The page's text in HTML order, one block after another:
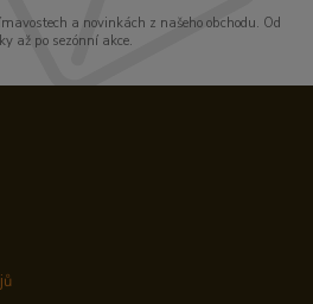
a novinkách z našeho obchodu. Od
až po sezónní akce.